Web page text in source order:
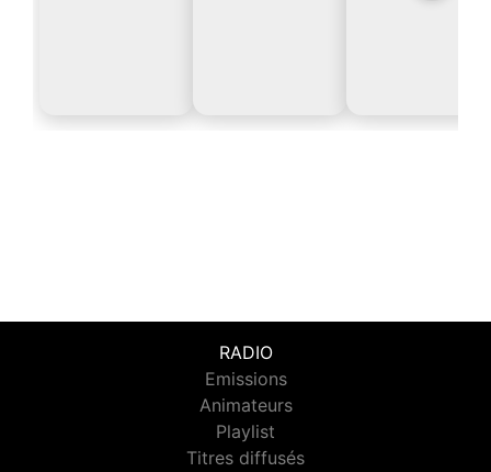
RADIO
Emissions
Animateurs
Playlist
Titres diffusés